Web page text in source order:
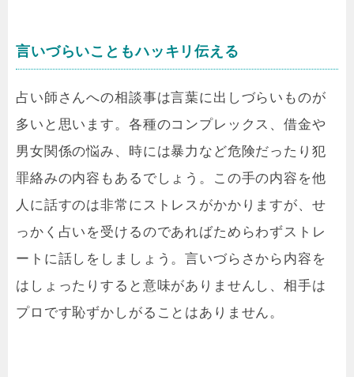
言いづらいこともハッキリ伝える
占い師さんへの相談事は言葉に出しづらいものが
多いと思います。各種のコンプレックス、借金や
男女関係の悩み、時には暴力など危険だったり犯
罪絡みの内容もあるでしょう。この手の内容を他
人に話すのは非常にストレスがかかりますが、せ
っかく占いを受けるのであればためらわずストレ
ートに話しをしましょう。言いづらさから内容を
はしょったりすると意味がありませんし、相手は
プロです恥ずかしがることはありません。